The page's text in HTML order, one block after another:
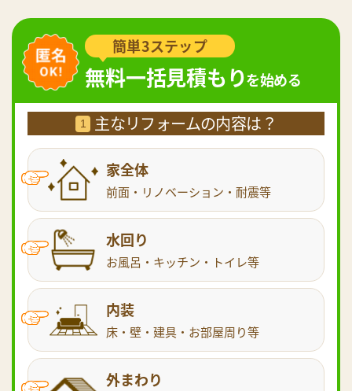
簡単3ステップ
無料一括見積もりを始める
1 主なリフォームの内容は？
家全体
前面・リノベーション・耐震等
水回り
お風呂・キッチン・トイレ等
内装
床・壁・建具・お部屋周り等
外まわり